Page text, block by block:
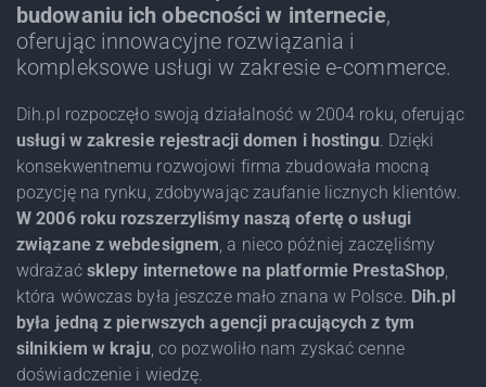
budowaniu ich obecności w internecie,
oferując innowacyjne rozwiązania i
kompleksowe usługi w zakresie e-commerce.
Dih.pl rozpoczęło swoją działalność w 2004 roku, oferując
usługi w zakresie rejestracji domen i hostingu. Dzięki
konsekwentnemu rozwojowi firma zbudowała mocną
pozycję na rynku, zdobywając zaufanie licznych klientów.
W 2006 roku rozszerzyliśmy naszą ofertę o usługi
związane z webdesignem, a nieco później zaczęliśmy
wdrażać sklepy internetowe na platformie PrestaShop,
która wówczas była jeszcze mało znana w Polsce. Dih.pl
była jedną z pierwszych agencji pracujących z tym
silnikiem w kraju, co pozwoliło nam zyskać cenne
doświadczenie i wiedzę.